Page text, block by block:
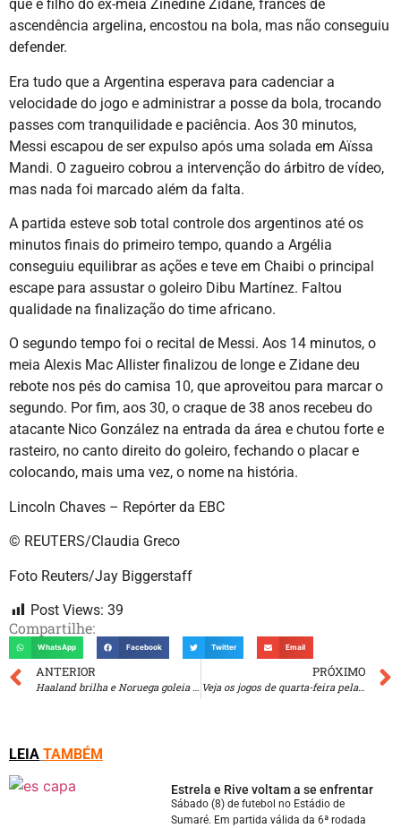
que é filho do ex-meia Zinedine Zidane, francês de
ascendência argelina, encostou na bola, mas não conseguiu
defender.
Era tudo que a Argentina esperava para cadenciar a
velocidade do jogo e administrar a posse da bola, trocando
passes com tranquilidade e paciência. Aos 30 minutos,
Messi escapou de ser expulso após uma solada em Aïssa
Mandi. O zagueiro cobrou a intervenção do árbitro de vídeo,
mas nada foi marcado além da falta.
A partida esteve sob total controle dos argentinos até os
minutos finais do primeiro tempo, quando a Argélia
conseguiu equilibrar as ações e teve em Chaibi o principal
escape para assustar o goleiro Dibu Martínez. Faltou
qualidade na finalização do time africano.
O segundo tempo foi o recital de Messi. Aos 14 minutos, o
meia Alexis Mac Allister finalizou de longe e Zidane deu
rebote nos pés do camisa 10, que aproveitou para marcar o
segundo. Por fim, aos 30, o craque de 38 anos recebeu do
atacante Nico González na entrada da área e chutou forte e
rasteiro, no canto direito do goleiro, fechando o placar e
colocando, mais uma vez, o nome na história.
Lincoln Chaves – Repórter da EBC
© REUTERS/Claudia Greco
Foto Reuters/Jay Biggerstaff
Post Views: 39
Compartilhe:
WhatsApp Facebook Twitter Email
ANTERIOR PRÓXIMO
Veja os jogos de quarta-feira pela Copa do Mundo 2026
LEIA TAMBÉM
Estrela e Rive voltam a se enfrentar
Sábado (8) de futebol no Estádio de
Sumaré. Em partida válida da 6ª rodada